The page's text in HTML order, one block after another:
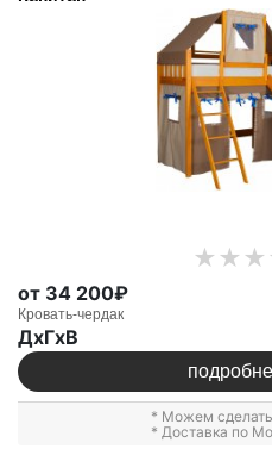
от 34 200₽
Кровать-чердак
ДxГxВ
* Можем
* Доставка по